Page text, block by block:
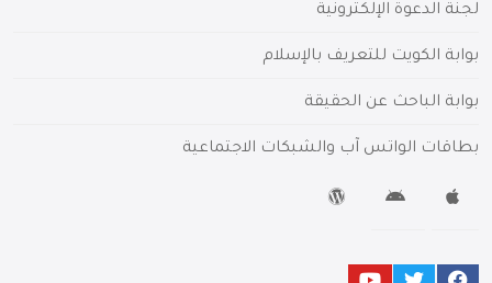
لجنة الدعوة الإلكترونية
بوابة الكويت للتعريف بالإسلام
بوابة الباحث عن الحقيقة
بطاقات الواتس آب والشبكات الاجتماعية